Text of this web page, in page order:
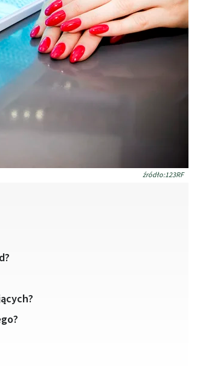
źródło:123RF